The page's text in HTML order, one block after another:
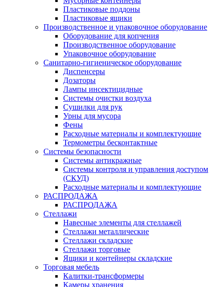
Пластиковые поддоны
Пластиковые ящики
Производственное и упаковочное оборудование
Оборудование для копчения
Производственное оборудование
Упаковочное оборудование
Санитарно-гигиеническое оборудование
Диспенсеры
Дозаторы
Лампы инсектицидные
Системы очистки воздуха
Сушилки для рук
Урны для мусора
Фены
Расходные материалы и комплектующие
Термометры бесконтактные
Системы безопасности
Системы антикражные
Системы контроля и управления доступом
(СКУД)
Расходные материалы и комплектующие
РАСПРОДАЖА
РАСПРОДАЖА
Стеллажи
Навесные элементы для стеллажей
Стеллажи металлические
Стеллажи складские
Стеллажи торговые
Ящики и контейнеры складские
Торговая мебель
Калитки-трансформеры
Камеры хранения